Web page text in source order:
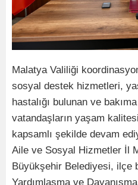
Malatya Valiliği
sosyal destek hizmetleri,
hastalığı bulunan ve
vatandaşların yaşam
kapsamlı şekilde devam
Aile ve Sosyal Hizmetler İl
Büyükşehir Belediyesi, ilçe
Yardımlaşma ve